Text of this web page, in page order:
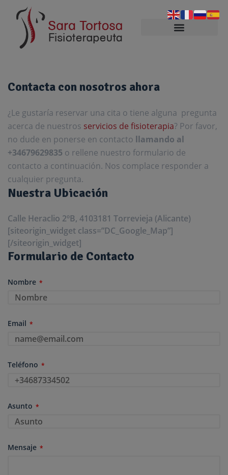
Contacta con nosotros ahora
¿Le gustaría reservar una cita o tiene alguna pregunta
acerca de nuestros servicios de fisioterapia? Por favor,
no dude en ponerse en contacto llamando al
+34679629835 o rellene nuestro formulario de
contacto a continuación. Nos complace responder a
cualquier pregunta.
Nuestra Ubicación
Calle Heraclio 2ºB, 4103181 Torrevieja (Alicante)
[siteorigin_widget class=”DC_Google_Map”]
[/siteorigin_widget]
Formulario de Contacto
Nombre *
Email *
Teléfono *
Asunto *
Mensaje *